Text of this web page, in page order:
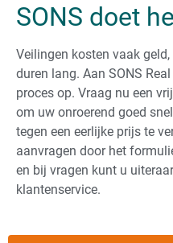
SONS doet
Veilingen kosten vaak
duren lang. Aan SONS
proces op. Vraag nu een
om uw onroerend goed
tegen een eerlijke prijs te
aanvragen door het
en bij vragen kunt u
klantenservice.